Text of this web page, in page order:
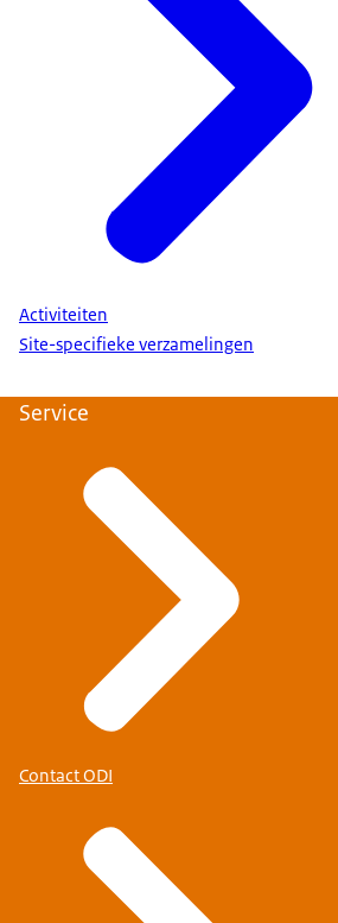
Activiteiten
Site-specifieke verzamelingen
Service
Contact ODI